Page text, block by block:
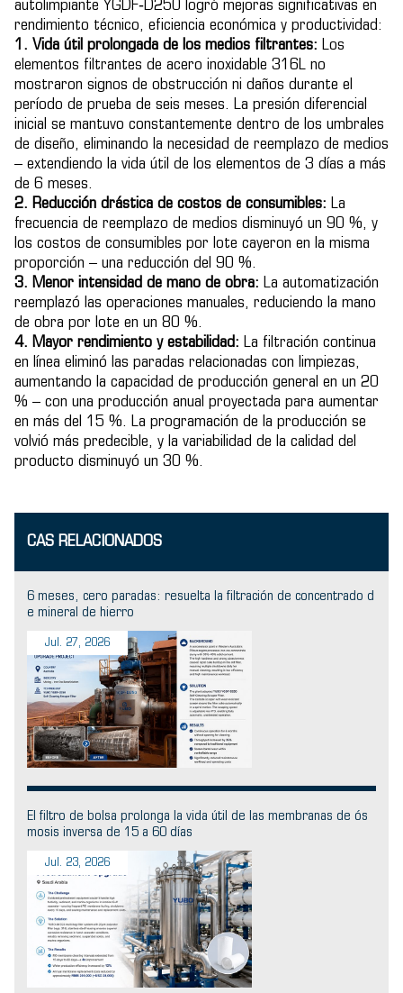
autolimpiante YGDF‑D250 logró mejoras significativas en
rendimiento técnico, eficiencia económica y productividad:
1. Vida útil prolongada de los medios filtrantes: Los
elementos filtrantes de acero inoxidable 316L no
mostraron signos de obstrucción ni daños durante el
período de prueba de seis meses. La presión diferencial
inicial se mantuvo constantemente dentro de los umbrales
de diseño, eliminando la necesidad de reemplazo de medios
– extendiendo la vida útil de los elementos de 3 días a más
de 6 meses.
2. Reducción drástica de costos de consumibles: La
frecuencia de reemplazo de medios disminuyó un 90 %, y
los costos de consumibles por lote cayeron en la misma
proporción – una reducción del 90 %.
3. Menor intensidad de mano de obra: La automatización
reemplazó las operaciones manuales, reduciendo la mano
de obra por lote en un 80 %.
4. Mayor rendimiento y estabilidad: La filtración continua
en línea eliminó las paradas relacionadas con limpiezas,
aumentando la capacidad de producción general en un 20
% – con una producción anual proyectada para aumentar
en más del 15 %. La programación de la producción se
volvió más predecible, y la variabilidad de la calidad del
producto disminuyó un 30 %.
CAS RELACIONADOS
6 meses, cero paradas: resuelta la filtración de concentrado d
e mineral de hierro
Jul. 27, 2026
El filtro de bolsa prolonga la vida útil de las membranas de ós
mosis inversa de 15 a 60 días
Jul. 23, 2026